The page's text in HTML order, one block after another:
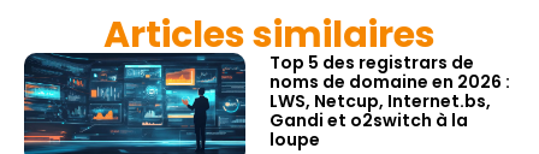
Articles similaires
Top 5 des registrars de
noms de domaine en 2026 :
LWS, Netcup, Internet.bs,
Gandi et o2switch à la
loupe